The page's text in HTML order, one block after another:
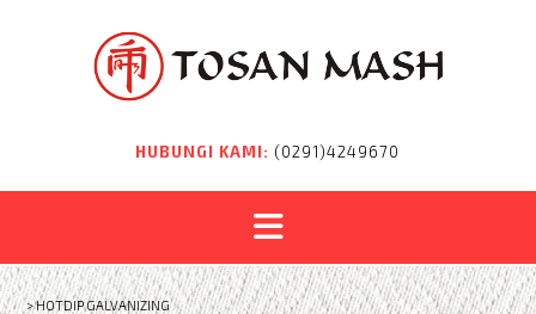
HUBUNGI KAMI: (0291)4249670
>HOTDIP GALVANIZING